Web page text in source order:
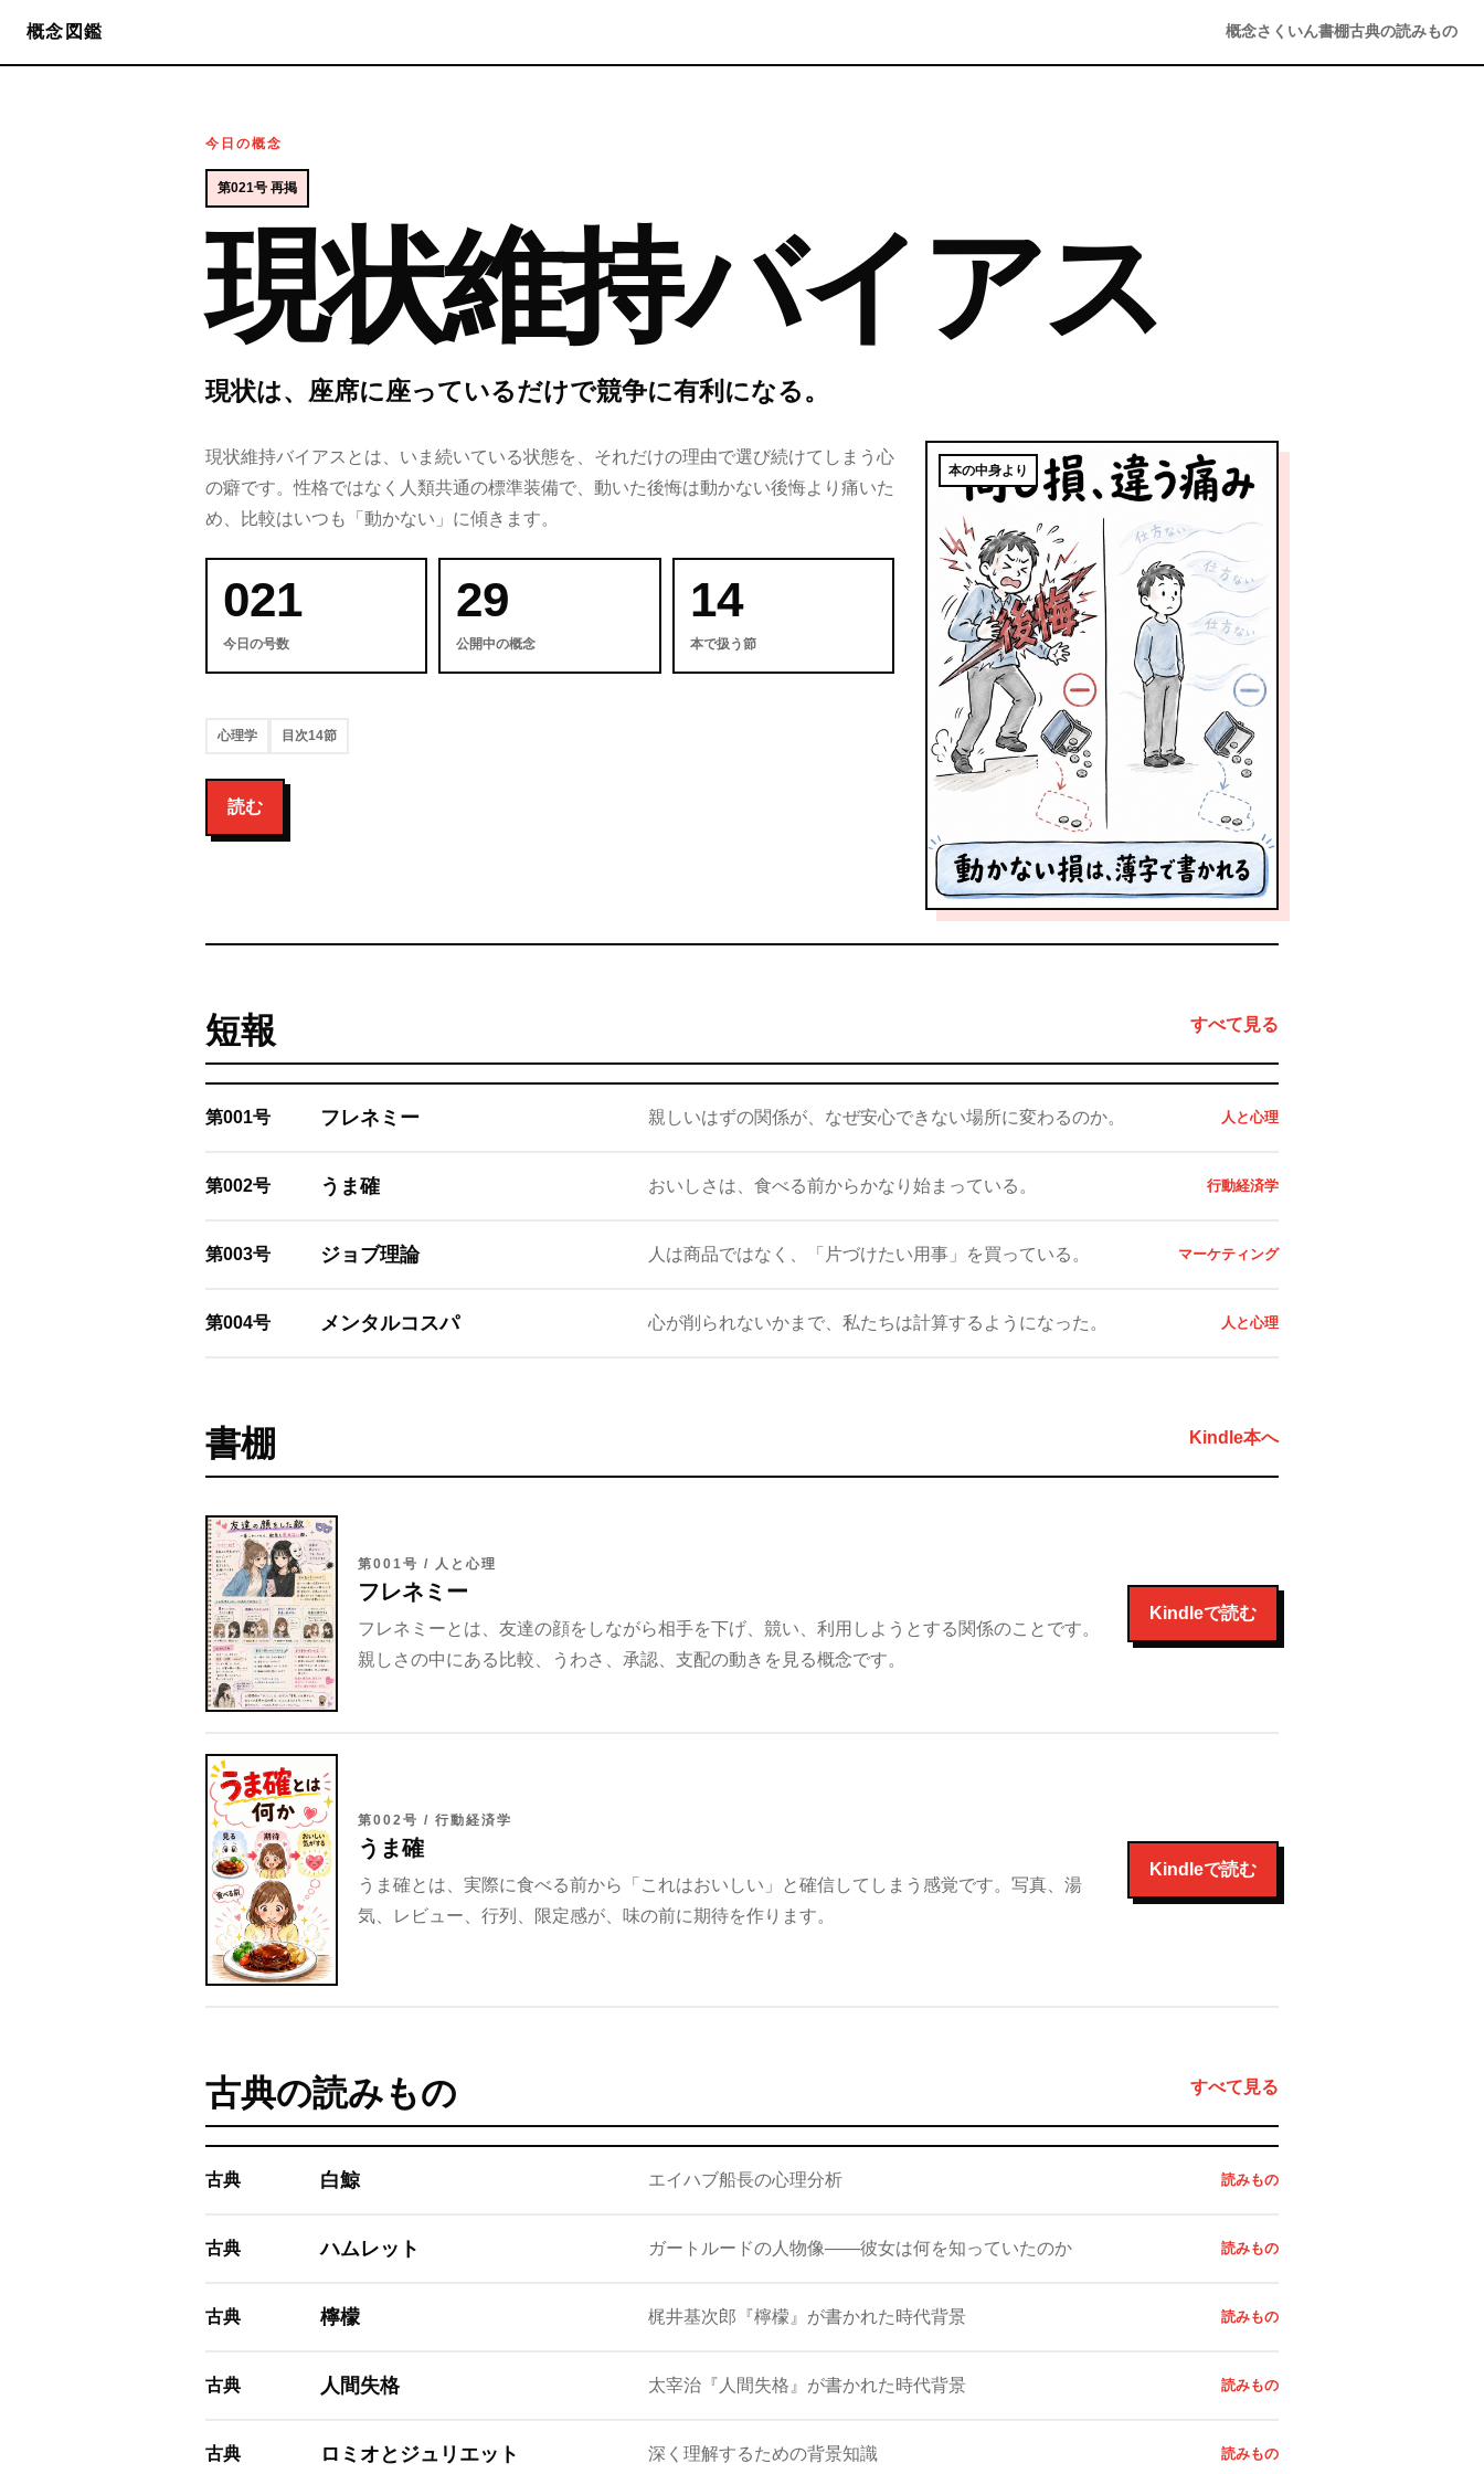
概念図鑑 概念さくいん書棚古典の読みもの
今日の概念
第021号 再掲
現状維持バイアス
現状は、座席に座っているだけで競争に有利になる。
現状維持バイアスとは、いま続いている状態を、それだけの理由で選び続けてしまう心
の癖です。性格ではなく人類共通の標準装備で、動いた後悔は動かない後悔より痛いた
め、比較はいつも「動かない」に傾きます。
021
今日の号数
29
公開中の概念
14
本で扱う節
心理学 目次14節
読む
短報 すべて見る
第001号 フレネミー 親しいはずの関係が、なぜ安心できない場所に変わるのか。 人と心理
第002号 うま確 おいしさは、食べる前からかなり始まっている。 行動経済学
第003号 ジョブ理論 人は商品ではなく、「片づけたい用事」を買っている。 マーケティング
第004号 メンタルコスパ 心が削られないかまで、私たちは計算するようになった。 人と心理
書棚 Kindle本へ
第001号 / 人と心理
フレネミー
フレネミーとは、友達の顔をしながら相手を下げ、競い、利用しようとする関係のことです。
親しさの中にある比較、うわさ、承認、支配の動きを見る概念です。
Kindleで読む
第002号 / 行動経済学
うま確
うま確とは、実際に食べる前から「これはおいしい」と確信してしまう感覚です。写真、湯
気、レビュー、行列、限定感が、味の前に期待を作ります。
Kindleで読む
古典の読みもの すべて見る
古典 白鯨 エイハブ船長の心理分析 読みもの
古典 ハムレット ガートルードの人物像——彼女は何を知っていたのか 読みもの
古典 檸檬 梶井基次郎『檸檬』が書かれた時代背景 読みもの
古典 人間失格 太宰治『人間失格』が書かれた時代背景 読みもの
古典 ロミオとジュリエット 深く理解するための背景知識 読みもの